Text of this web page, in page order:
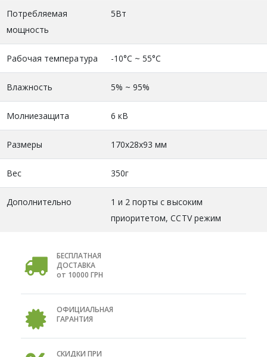
Потребляемая
мощность
5Вт
Рабочая температура -10°C ~ 55°C
Влажность 5% ~ 95%
Молниезащита 6 кВ
Размеры 170х28х93 мм
Вес 350г
Дополнительно
1 и 2 порты с высоким
приоритетом, CCTV режим
БЕСПЛАТНАЯ
ДОСТАВКА
от 10000 ГРН
ОФИЦИАЛЬНАЯ
ГАРАНТИЯ
СКИДКИ ПРИ